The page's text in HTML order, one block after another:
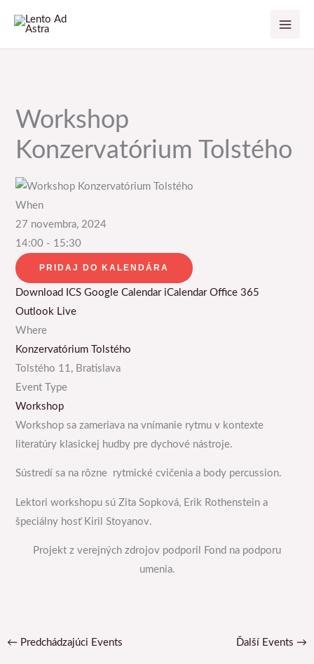
obsah
Workshop
Konzervatórium Tolstého
When
27 novembra, 2024
14:00 - 15:30
PRIDAJ DO KALENDÁRA
Download ICS Google Calendar iCalendar Office 365
Outlook Live
Where
Konzervatórium Tolstého
Tolstého 11, Bratislava
Event Type
Workshop
Workshop sa zameriava na vnímanie rytmu v kontexte
literatúry klasickej hudby pre dychové nástroje.
Sústredí sa na rôzne rytmické cvičenia a body percussion.
Lektori workshopu sú Zita Sopková, Erik Rothenstein a
špeciálny hosť Kiril Stoyanov.
Projekt z verejných zdrojov podporil Fond na podporu
umenia.
← Predchádzajúci Events Ďalší Events →